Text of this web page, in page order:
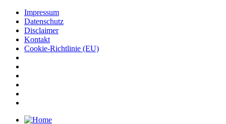
Impressum
Datenschutz
Disclaimer
Kontakt
Cookie-Richtlinie (EU)